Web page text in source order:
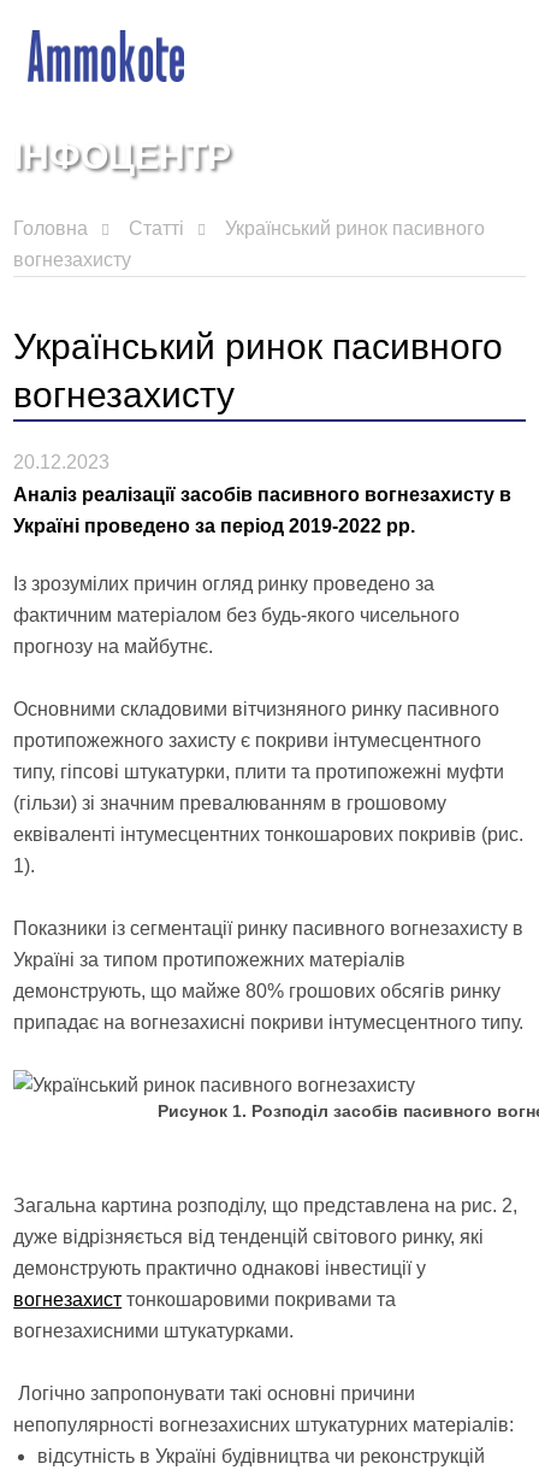
ІНФОЦЕНТР
Головна Статті
Український ринок пасивного
вогнезахисту
Український ринок пасивного
вогнезахисту
20.12.2023
Аналіз реалізації засобів пасивного вогнезахисту в
Україні проведено за період 2019-2022 рр.
Із зрозумілих причин огляд ринку проведено за
фактичним матеріалом без будь-якого чисельного
прогнозу на майбутнє.
Основними складовими вітчизняного ринку пасивного
протипожежного захисту є покриви інтумесцентного
типу, гіпсові штукатурки, плити та протипожежні муфти
(гільзи) зі значним превалюванням в грошовому
еквіваленті інтумесцентних тонкошарових покривів (рис.
1).
Показники із сегментації ринку пасивного вогнезахисту в
Україні за типом протипожежних матеріалів
демонструють, що майже 80% грошових обсягів ринку
припадає на вогнезахисні покриви інтумесцентного типу.
Рисунок 1. Розподіл засобів пасивного
Загальна картина розподілу, що представлена на рис. 2,
дуже відрізняється від тенденцій світового ринку, які
демонструють практично однакові інвестиції у
вогнезахист тонкошаровими покривами та
вогнезахисними штукатурками.
Логічно запропонувати такі основні причини
непопулярності вогнезахисних штукатурних матеріалів:
відсутність в Україні будівництва чи реконструкцій